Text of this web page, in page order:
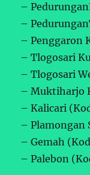
–
–
– Penggaron
– Tlogosari
– Tlogosari
– Muktiharjo
– Kalicari
– Plamongan
– Gemah
– Palebon